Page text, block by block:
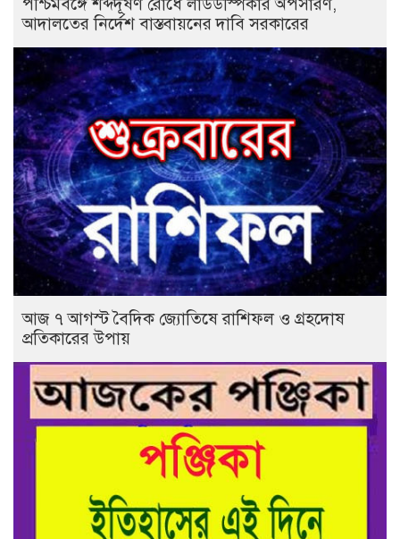
আদালতের নির্দেশ বাস্তবায়নের দাবি সরকারের
আজ ৭ আগস্ট বৈদিক জ্যোতিষে রাশিফল ও গ্রহদোষ
প্রতিকারের উপায়